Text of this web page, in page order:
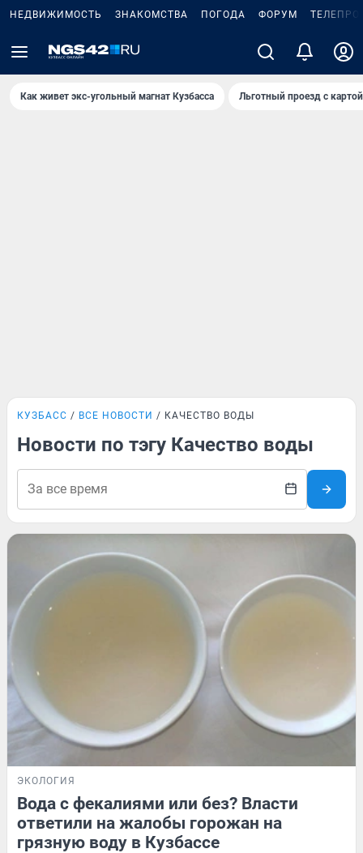
НЕДВИЖИМОСТЬ ЗНАКОМСТВА ПОГОДА ФОРУМ
Как живет экс-угольный магнат Кузбасса Льготный проезд с
КУЗБАСС ВСЕ НОВОСТИ КАЧЕСТВО ВОДЫ
Новости по тэгу Качество воды
ЭКОЛОГИЯ
Вода с фекалиями или без? Власти
ответили на жалобы горожан на
грязную воду в Кузбассе